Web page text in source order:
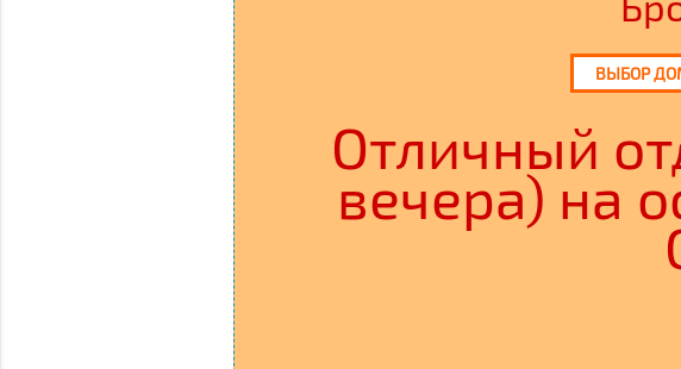
ВЫБОР
Отличный
вечера) на